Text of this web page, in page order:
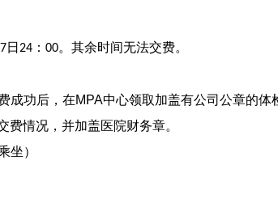
日 24 ： 00。其余时间无法交费。
成功后 ， 在MPA中心领取加盖有公司公章的体
费情况，并加盖医院财务章。
坐）